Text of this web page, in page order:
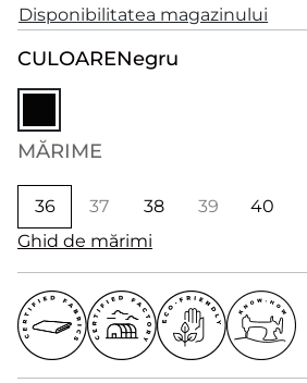
Disponibilitatea magazinului
CULOARENegru
MĂRIME
36 37 38 39 40
Ghid de mărimi